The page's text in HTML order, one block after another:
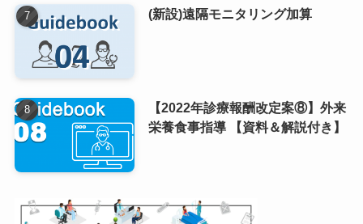
(新設)遠隔モニタリング加算
【2022年診療報酬改定案⑧】外来
栄養食事指導 【資料＆解説付き】